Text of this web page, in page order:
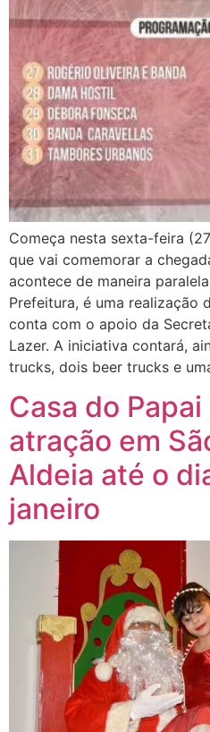
Começa nesta sexta-feira
que vai comemorar a
acontece de maneira
Prefeitura, é uma realização
conta com o apoio da
Lazer. A iniciativa contará,
trucks, dois beer trucks e
Casa do
atração em
Aldeia até o
janeiro